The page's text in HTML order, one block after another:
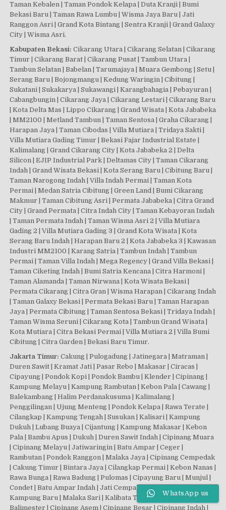
Taman Kebalen | Taman Pondok Kelapa | Duta Kranji | Bumi
Bekasi Baru | Taman Rawa Lumbu | Wisma Jaya Baru | Jati
Ranggon Asri | Grand Kota Bintang | Sentra Kranji | Grand Galaxy
City | Wisma Asri.
Kabupaten Bekasi: Cikarang Utara | Cikarang Selatan | Cikarang
Timur | Cikarang Barat | Cikarang Pusat | Tambun Utara |
Tambun Selatan | Babelan | Tarumajaya | Muara Gembong | Setu |
Serang Baru | Bojongmangu | Kedung Waringin | Cibitung |
Sukatani | Sukakarya | Sukawangi | Karangbahagia | Pebayuran |
Cabangbungin | Cikarang Jaya | Cikarang Lestari | Cikarang Baru
| Kota Delta Mas | Lippo Cikarang | Grand Wisata | Kota Jababeka
| MM2100 | Metland Tambun | Taman Sentosa | Graha Cikarang |
Harapan Jaya | Taman Cibodas | Villa Mutiara | Tridaya Sakti |
Villa Mutiara Gading Timur | Bekasi Fajar Industrial Estate |
Kalimalang | Grand Cikarang City | Kota Jababeka 2 | Delta
Silicon | EJIP Industrial Park | Deltamas City | Taman Cikarang
Indah | Grand Wisata Bekasi | Kota Serang Baru | Cibitung Baru |
Taman Narogong Indah | Villa Indah Permai | Taman Kota
Permai | Medan Satria Cibitung | Green Land | Bumi Cikarang
Makmur | Taman Cibitung Asri | Permata Jababeka | Citra Grand
City | Grand Permata | Citra Indah City | Taman Kebayoran Indah
| Taman Permata Indah | Taman Wisma Asri 2 | Villa Mutiara
Gading 2 | Villa Mutiara Gading 3 | Grand Kota Wisata | Kota
Serang Baru Indah | Harapan Baru 2 | Kota Jababeka 3 | Kawasan
Industri MM2100 | Karang Satria | Tambun Indah | Tambun
Permai | Taman Villa Indah | Mega Regency | Grand Villa Bekasi |
Taman Ciketing Indah | Bumi Satria Kencana | Citra Harmoni |
Taman Alamanda | Taman Nirwana | Kota Wisata Bekasi |
Permata Cikarang | Citra Gran | Wisma Harapan | Cikarang Indah
| Taman Galaxy Bekasi | Permata Bekasi Baru | Taman Harapan
Jaya | Permata Cibitung | Taman Sentosa Bekasi | Tridaya Indah |
Taman Wisma Seruni | Cikarang Kota | Tambun Grand Wisata |
Kota Mutiara | Citra Bekasi Permai | Villa Mutiara 2 | Villa Bumi
Cibitung | Citra Garden | Bekasi Baru Timur.
Jakarta Timur: Cakung | Pulogadung | Jatinegara | Matraman |
Duren Sawit | Kramat Jati | Pasar Rebo | Makasar | Ciracas |
Cipayung | Pondok Kopi | Pondok Bambu | Klender | Cipinang |
Kampung Melayu | Kampung Rambutan | Kebon Pala | Cawang |
Balekambang | Halim Perdanakusuma | Kalimalang |
Penggilingan | Ujung Menteng | Pondok Kelapa | Rawa Terate |
Cilangkap | Kampung Tengah | Susukan | Kalisari | Kampung
Dukuh | Lubang Buaya | Cijantung | Kampung Makasar | Kebon
Pala | Bambu Apus | Dukuh | Duren Sawit Indah | Cipinang Muara
| Cipinang Melayu | Jatiwaringin | Batu Ampar | Ceger |
Rambutan | Pondok Ranggon | Malaka Jaya | Cipinang Cempedak
| Cakung Timur | Bintara Jaya | Cilangkap Permai | Kebon Nanas |
Rawa Bunga | Rawa Badung | Pulomas | Cipayung Baru | Munjul |
Condet | Batu Ampar Indah | Jati Cempaka | Kebon Singkong |
Kampung Baru | Malaka Sari | Kalibata Timur | Utan Kayu |
Balimester | Cipinang Asem | Cipinang Besar | Cipinang Indah |
WhatsApp us